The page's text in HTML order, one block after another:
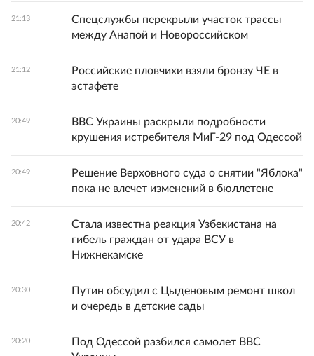
21:13
Спецслужбы перекрыли участок трассы
между Анапой и Новороссийском
21:12
Российские пловчихи взяли бронзу ЧЕ в
эстафете
20:49
ВВС Украины раскрыли подробности
крушения истребителя МиГ-29 под Одессой
20:49
Решение Верховного суда о снятии "Яблока"
пока не влечет изменений в бюллетене
20:42
Стала известна реакция Узбекистана на
гибель граждан от удара ВСУ в
Нижнекамске
20:30
Путин обсудил с Цыденовым ремонт школ
и очередь в детские сады
20:20
Под Одессой разбился самолет ВВС